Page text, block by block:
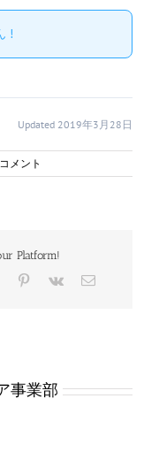
!
Updated 2019年3月28日
メント
Platform!
Tumblr Pinterest
Vk
電
事業部